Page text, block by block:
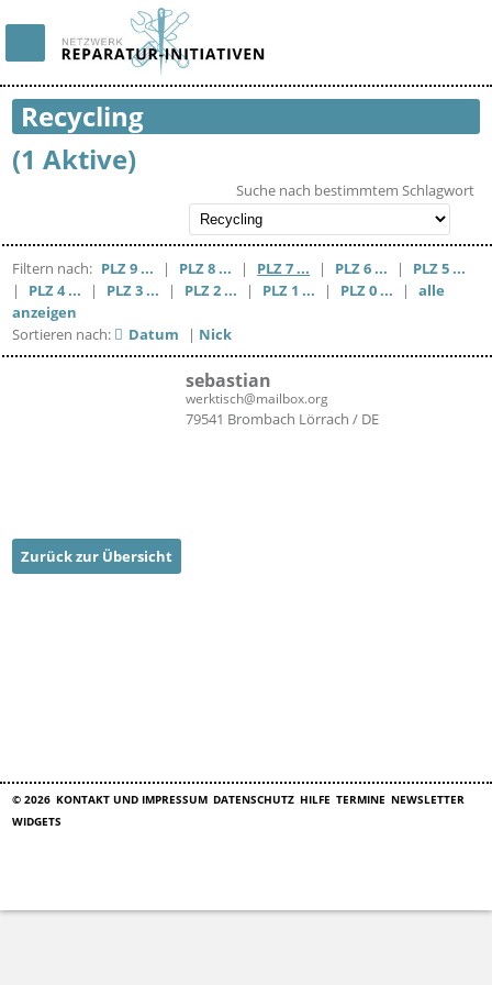
Recycling
(1 Aktive)
Suche nach bestimmtem Schlagwort
Filtern nach: PLZ 9 ... | PLZ 8 ... | PLZ 7 ... | PLZ 6 ... |
PLZ 5 ...
|
PLZ 4 ... | PLZ 3 ... | PLZ 2 ... | PLZ 1 ... | PLZ 0 ... |
alle
anzeigen
Sortieren nach:
Datum | Nick
sebastian
werktisch@mailbox.org
79541 Brombach Lörrach / DE
Zurück zur Übersicht
© 2026 KONTAKT UND IMPRESSUM DATENSCHUTZ HILFE TERMINE NEWSLETTER
WIDGETS